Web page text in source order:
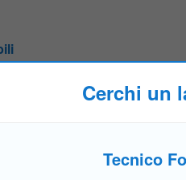
Bra
nell’ufficio manutenzione e
L’attività si svolgeràCerchi un
Tecnico